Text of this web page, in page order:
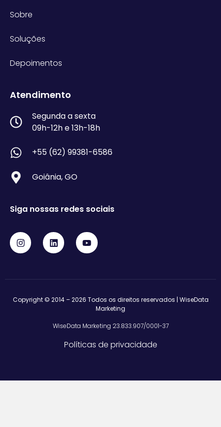
Sobre
Soluções
Depoimentos
Atendimento
Segunda a sexta
09h-12h e 13h-18h
+55 (62) 99381-6586
Goiânia, GO
Siga nossas redes sociais
Copyright © 2014 – 2026 Todos os direitos reservados | WiseData
Marketing
WiseData Marketing 23.833.907/0001-37
Políticas de privacidade